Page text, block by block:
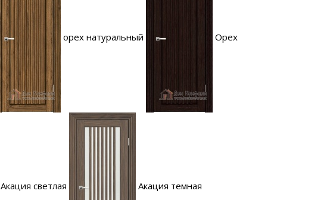
орех натуральный Орех
Акация светлая Акация темная